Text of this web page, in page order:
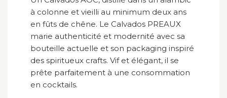
à colonne et vieilli au minimum deux ans
en fûts de chêne. Le Calvados PREAUX
marie authenticité et modernité avec sa
bouteille actuelle et son packaging inspiré
des spiritueux crafts. Vif et élégant, il se
prête parfaitement à une consommation
en cocktails.